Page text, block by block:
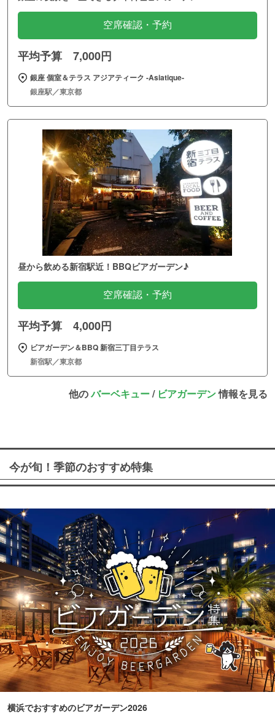
空席確認・予約
平均予算 7,000円
銀座 個室＆テラス アジアティーク ‐Asiatique‐
銀座駅／東京都
昼から飲める新宿駅近！BBQビアガーデン♪
空席確認・予約
平均予算 4,000円
ビアガーデン＆BBQ 新宿三丁目テラス
新宿駅／東京都
他のバーベキュー/ ビアガーデン情報を見る
今が旬！季節のおすすめ特集
横浜でおすすめのビアガーデン2026